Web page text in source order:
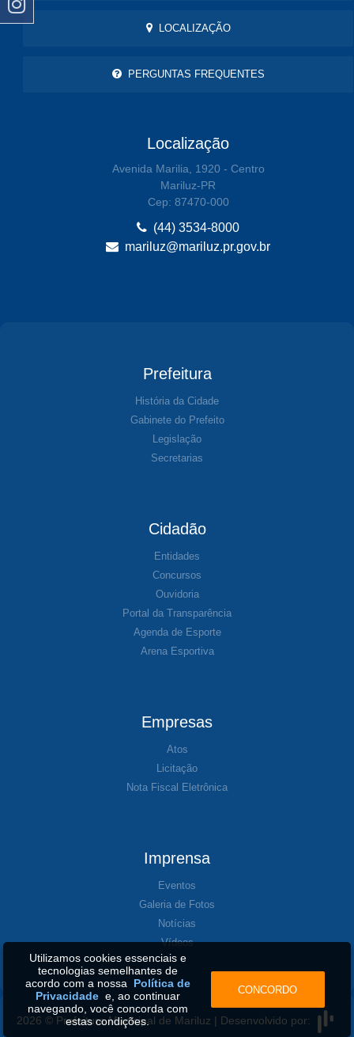
LOCALIZAÇÃO
PERGUNTAS FREQUENTES
Localização
Avenida Marilia, 1920 - Centro
Mariluz-PR
Cep: 87470-000
(44) 3534-8000
mariluz@mariluz.pr.gov.br
Prefeitura
História da Cidade
Gabinete do Prefeito
Legislação
Secretarias
Cidadão
Entidades
Concursos
Ouvidoria
Portal da Transparência
Agenda de Esporte
Arena Esportiva
Empresas
Atos
Licitação
Nota Fiscal Eletrônica
Imprensa
Eventos
Galeria de Fotos
Notícias
Vídeos
2026 © Prefeitura Municipal de Mariluz | Desenvolvido por:
Utilizamos cookies essenciais e
tecnologias semelhantes de
acordo com a nossa Política de
Privacidadee, ao continuar
navegando, você concorda com
estas condições.
CONCORDO